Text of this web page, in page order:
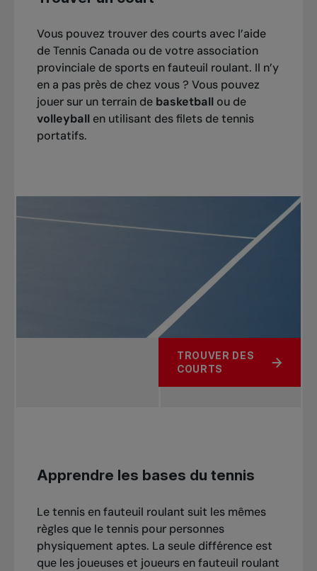
certification d’Entraîneur 3
Instructrice certifiée de tennis en fauteuil
roulant
A entraîné des joueurs et joueuses ayant remporté
junior de l’ITF
Formatrice de cours : Club Pro 2, Entraîneur·e 2,
Entraîneure 3
Entraîneure personnelle de Thomas Venos, joueur
canadien classé no 1 en simple messieurs en
depuis plus de 9 ans
Vous pouvez trouver des courts avec l’aide
de Tennis Canada ou de votre association
provinciale de sports en fauteuil roulant. Il n’y
en a pas près de chez vous ? Vous pouvez
jouer sur un terrain de basketballou de
volleyballen utilisant des filets de tennis
portatifs.
TROUVER DES
COURTS
Apprendre les bases du tennis
Le tennis en fauteuil roulant suit les mêmes
règles que le tennis pour personnes
physiquement aptes. La seule différence est
que les joueuses et joueurs en fauteuil roulant